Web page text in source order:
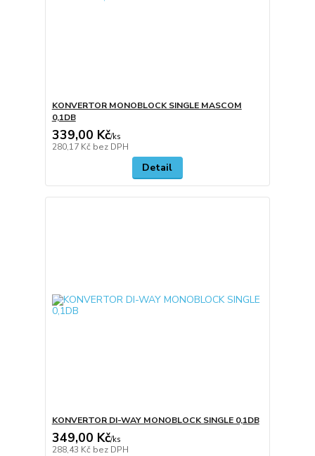
KONVERTOR MONOBLOCK SINGLE MASCOM
0,1DB
339,00 Kč/ks
280,17 Kč bez DPH
Detail
KONVERTOR DI-WAY MONOBLOCK SINGLE 0,1DB
349,00 Kč/ks
288,43 Kč bez DPH